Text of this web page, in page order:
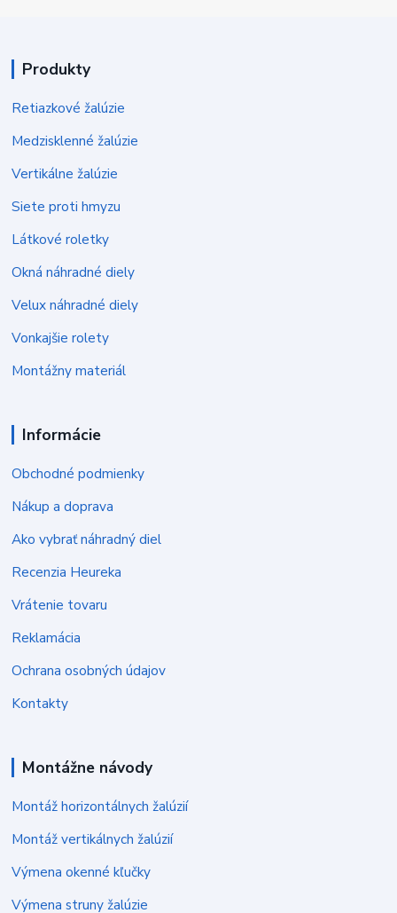
Produkty
Retiazkové žalúzie
Medzisklenné žalúzie
Vertikálne žalúzie
Siete proti hmyzu
Látkové roletky
Okná náhradné diely
Velux náhradné diely
Vonkajšie rolety
Montážny materiál
Informácie
Obchodné podmienky
Nákup a doprava
Ako vybrať náhradný diel
Recenzia Heureka
Vrátenie tovaru
Reklamácia
Ochrana osobných údajov
Kontakty
Montážne návody
Montáž horizontálnych žalúzií
Montáž vertikálnych žalúzií
Výmena okenné kľučky
Výmena struny žalúzie